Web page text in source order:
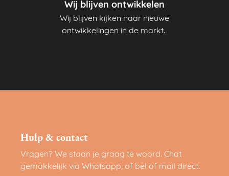
Wij blijven ontwikkelen
Wij blijven kijken naar nieuwe
ontwikkelingen in de markt.
Hulp & contact
Vragen? We staan je graag te woord. Chat
gemakkelijk via Whatsapp, of bel of mail direct.